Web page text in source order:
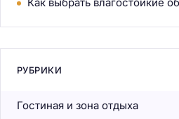
РУБРИКИ
Гостиная и зона отдыха